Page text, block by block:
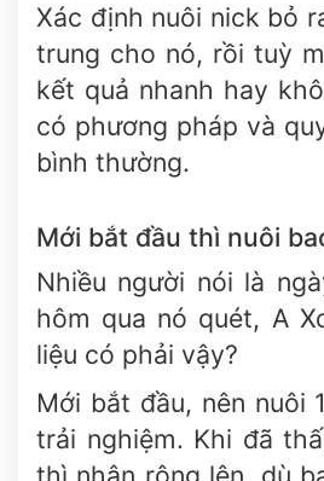
Xác định nuôi nick bỏ
trung cho nó, rồi tuỳ
kết quả nhanh hay
có phương pháp và
bình thường.
Mới bắt đầu thì nuôi
Nhiều người nói là
hôm qua nó quét, A
liệu có phải vậy?
Mới bắt đầu, nên nuôi
trải nghiệm. Khi đã